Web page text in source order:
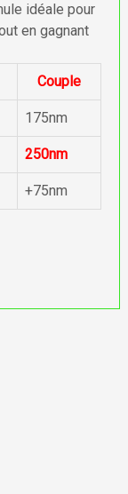
idéale pour
en gagnant
Couple
175nm
250nm
+75nm